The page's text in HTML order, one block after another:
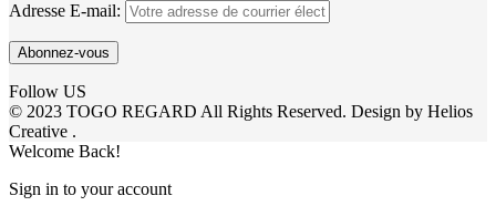
Adresse E-mail:
Follow US
© 2023 TOGO REGARD All Rights Reserved. Design by Helios
Creative .
Welcome Back!
Sign in to your account